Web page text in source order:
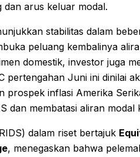
dan arus keluar modal.
stabilitas dalam
peluang kembalinya
domestik, investor juga
pertengahan Juni ini dinilai
prospek inflasi Amerika
dan membatasi aliran modal
dalam riset bertajuk
, menegaskan bahwa